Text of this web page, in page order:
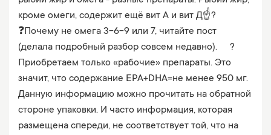
кроме омеги, содержит ещё вит А и вит Д☝?
❓Почему не омега 3-6-9 или 7, читайте пост
(делала подробный разбор совсем недавно). ⠀ ?
Приобретаем только «рабочие» препараты. Это
значит, что содержание EPA+DHA=не менее 950 мг.
Данную информацию можно прочитать на обратной
стороне упаковки. И часто информация, которая
размещена спереди, не соответствует той, что на